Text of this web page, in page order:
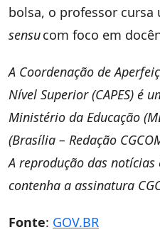
bolsa, o professor cursa
sensucom foco em
A Coordenação de
Nível Superior (CAPES) é
Ministério da Educação
(Brasília – Redação
A reprodução das
contenha a assinatura
Fonte: GOV.BR